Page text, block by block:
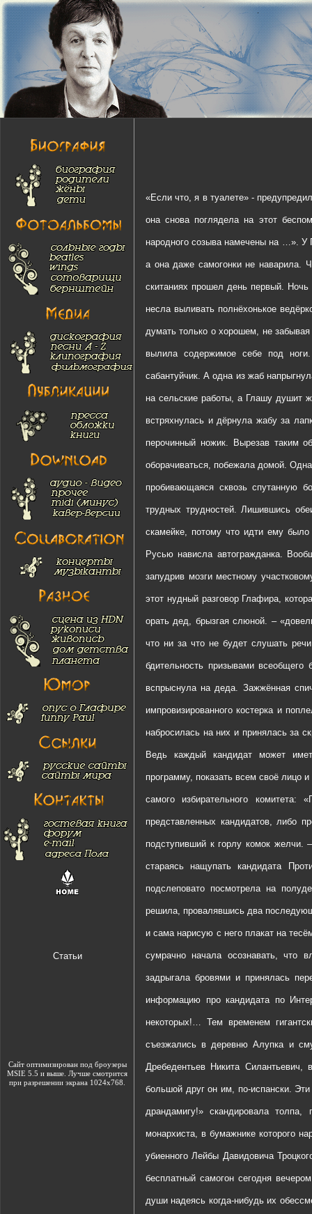
Статьи
Сайт оптимизирован под броузеры
MSIE 5.5 и выше. Лучше смотрится
при разрешении экрана 1024х768.
«Если что, я в туалете» -
она снова поглядела на этот
народного созыва намечены на …». У
а она даже самогонки не наварила.
скитаниях прошел день первый.
несла выливать полнёхонькое
думать только о хорошем, не
вылила содержимое себе под
сабантуйчик. А одна из жаб
на сельские работы, а Глашу душит
встряхнулась и дёрнула жабу за
перочинный ножик. Вырезав таким
оборачиваться, побежала домой.
пробивающаяся сквозь спутанную
трудных трудностей. Лишившись
скамейке, потому что идти ему
Русью нависла автогражданка.
запудрив мозги местному
этот нудный разговор Глафира,
орать дед, брызгая слюной. –
что ни за что не будет слушать
бдительность призывами
вспрыснула на деда. Зажжённая
импровизированного костерка и
набросилась на них и принялась за
Ведь каждый кандидат может
программу, показать всем своё лицо
самого избирательного
представленных кандидатов, либо
подступивший к горлу комок желчи.
стараясь нащупать кандидата
подслеповато посмотрела на
решила, провалявшись два
и сама нарисую с него плакат на
сумрачно начала осознавать, что
задрыгала бровями и принялась
информацию про кандидата по
некоторых!… Тем временем
съезжались в деревню Алупка и
Дребедентьев Никита
большой друг он им, по-испански.
драндамигу!» скандировала
монархиста, в бумажнике которого
убиенного Лейбы Давидовича
бесплатный самогон сегодня
души надеясь когда-нибудь их